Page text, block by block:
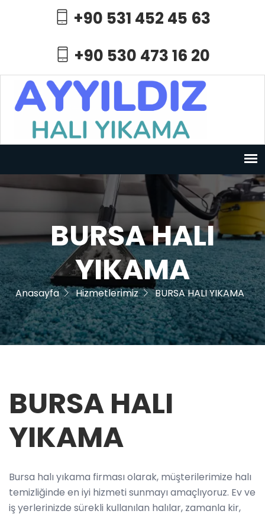
+90 531 452 45 63
+90 530 473 16 20
BURSA HALI
YIKAMA
Anasayfa Hizmetlerimiz BURSA HALI YIKAMA
BURSA HALI
YIKAMA
Bursa halı yıkama firması olarak, müşterilerimize halı
temizliğinde en iyi hizmeti sunmayı amaçlıyoruz. Ev ve
iş yerlerinizde sürekli kullanılan halılar, zamanla kir,